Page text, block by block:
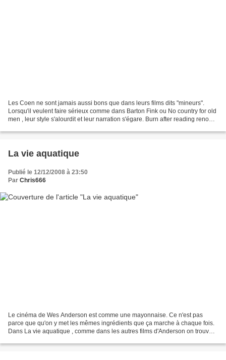
Les Coen ne sont jamais aussi bons que dans leurs films dits "mineurs".
Lorsqu'il veulent faire sérieux comme dans Barton Fink ou No country for old
men , leur style s'alourdit et leur narration s'égare. Burn after reading renoue
La vie aquatique
Publié le 12/12/2008 à 23:50
Par Chris666
Le cinéma de Wes Anderson est comme une mayonnaise. Ce n'est pas
parce que qu'on y met les mêmes ingrédients que ça marche à chaque fois.
Dans La vie aquatique , comme dans les autres films d'Anderson on trouve